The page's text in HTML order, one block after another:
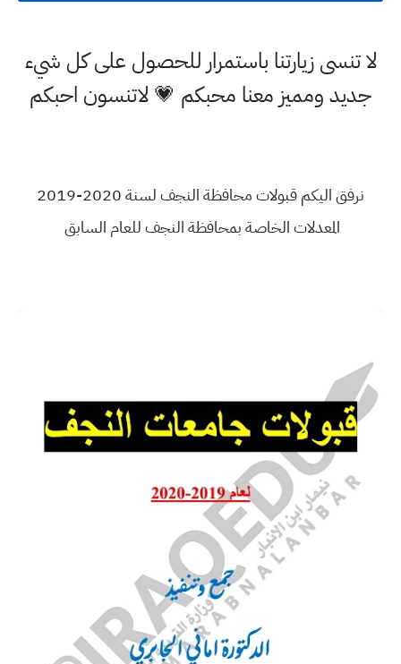
لا تنسى زيارتنا باستمرار للحصول على كل شيء
جديد ومميز معنا محبكم 💗 لاتنسون احبكم
نرفق اليكم قبولات محافظة النجف لسنة 2020-2019
المعدلات الخاصة بمحافظة النجف للعام السابق